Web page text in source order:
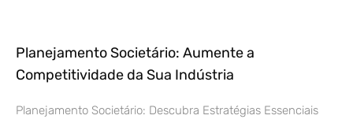
Planejamento Societário: Aumente a
Competitividade da Sua Indústria
Planejamento Societário: Descubra Estratégias Essenciais